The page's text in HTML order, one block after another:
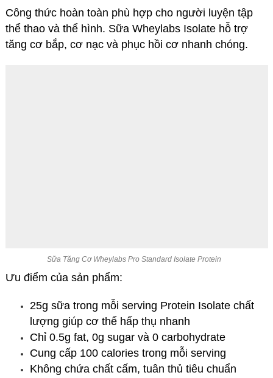
Công thức hoàn toàn phù hợp cho người luyện tập
thể thao và thể hình. Sữa Wheylabs Isolate hỗ trợ
tăng cơ bắp, cơ nạc và phục hồi cơ nhanh chóng.
Sữa Tăng Cơ Wheylabs Pro Standard Isolate Protein
Ưu điểm của sản phẩm:
25g sữa trong mỗi serving Protein Isolate chất
lượng giúp cơ thể hấp thụ nhanh
Chỉ 0.5g fat, 0g sugar và 0 carbohydrate
Cung cấp 100 calories trong mỗi serving
Không chứa chất cấm, tuân thủ tiêu chuẩn